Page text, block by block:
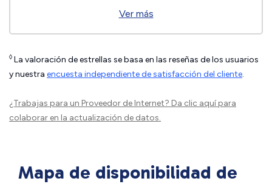
Ver más
◊ La valoración de estrellas se basa en las reseñas de los usuarios
y nuestra encuesta independiente de satisfacción del cliente.
¿Trabajas para un Proveedor de Internet? Da clic aquípara
colaborar en la actualización de datos.
Mapa de disponibilidad de